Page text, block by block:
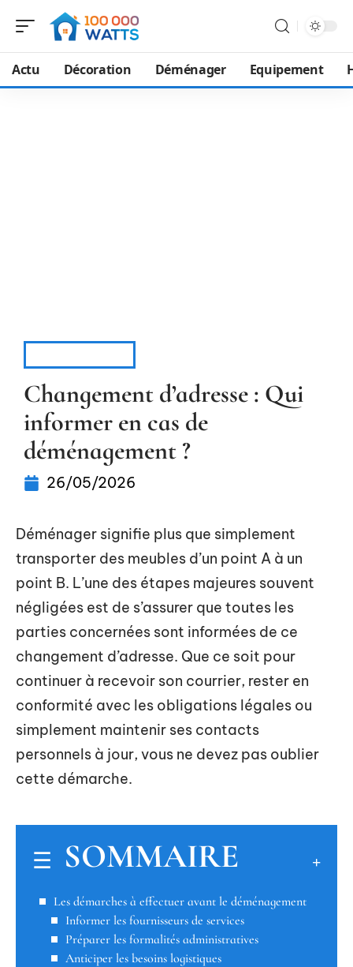
Actu Décoration Déménager Equipement
Changement d’adresse : Qui
informer en cas de
déménagement ?
26/05/2026
Déménager signifie plus que simplement
transporter des meubles d’un point A à un
point B. L’une des étapes majeures souvent
négligées est de s’assurer que toutes les
parties concernées sont informées de ce
changement d’adresse. Que ce soit pour
continuer à recevoir son courrier, rester en
conformité avec les obligations légales ou
simplement maintenir ses contacts
personnels à jour, vous ne devez pas oublier
cette démarche.
SOMMAIRE
Les démarches à effectuer avant le déménagement
Informer les fournisseurs de services
Préparer les formalités administratives
Anticiper les besoins logistiques